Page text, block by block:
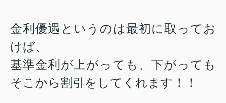
金利優遇というのは最初に取ってお
けば、
基準金利が上がっても、下がっても
そこから割引をしてくれます！！